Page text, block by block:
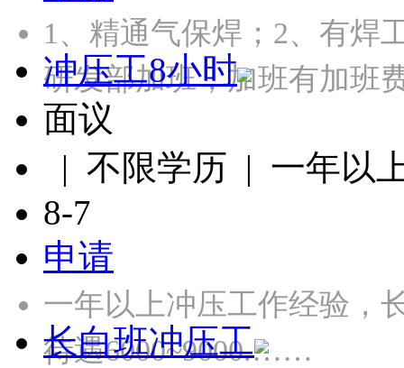
1、精通气保焊；2、有焊
研发部加班，加班有加
冲压工8小时
面议
| 不限学历 | 一年以
8-7
申请
一年以上冲压工作经验，
待遇6000~9000.……
长白班冲压工